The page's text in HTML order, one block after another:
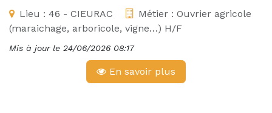
Lieu : 46 - CIEURAC Métier : Ouvrier agricole
(maraichage, arboricole, vigne…) H/F
Mis à jour le 24/06/2026 08:17
En savoir plus